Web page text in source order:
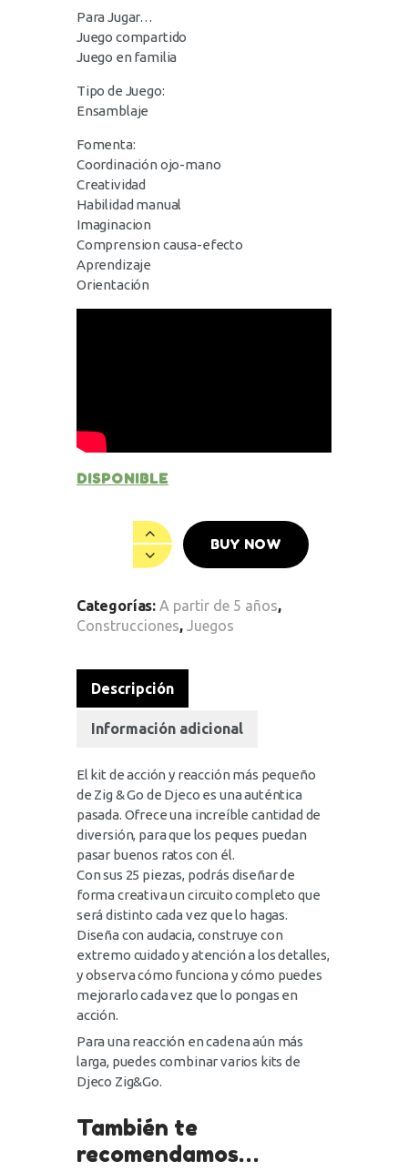
Para Jugar…
Juego compartido
Juego en familia
Tipo de Juego:
Ensamblaje
Fomenta:
Coordinación ojo-mano
Creatividad
Habilidad manual
Imaginacion
Comprension causa-efecto
Aprendizaje
Orientación
DISPONIBLE
BUY NOW
Categorías: A partir de 5 años,
Construcciones, Juegos
Descripción
Información adicional
El kit de acción y reacción más pequeño
de Zig & Go de Djeco es una auténtica
pasada. Ofrece una increíble cantidad de
diversión, para que los peques puedan
pasar buenos ratos con él.
Con sus 25 piezas, podrás diseñar de
forma creativa un circuito completo que
será distinto cada vez que lo hagas.
Diseña con audacia, construye con
extremo cuidado y atención a los detalles,
y observa cómo funciona y cómo puedes
mejorarlo cada vez que lo pongas en
acción.
Para una reacción en cadena aún más
larga, puedes combinar varios kits de
Djeco Zig&Go.
También te
recomendamos…